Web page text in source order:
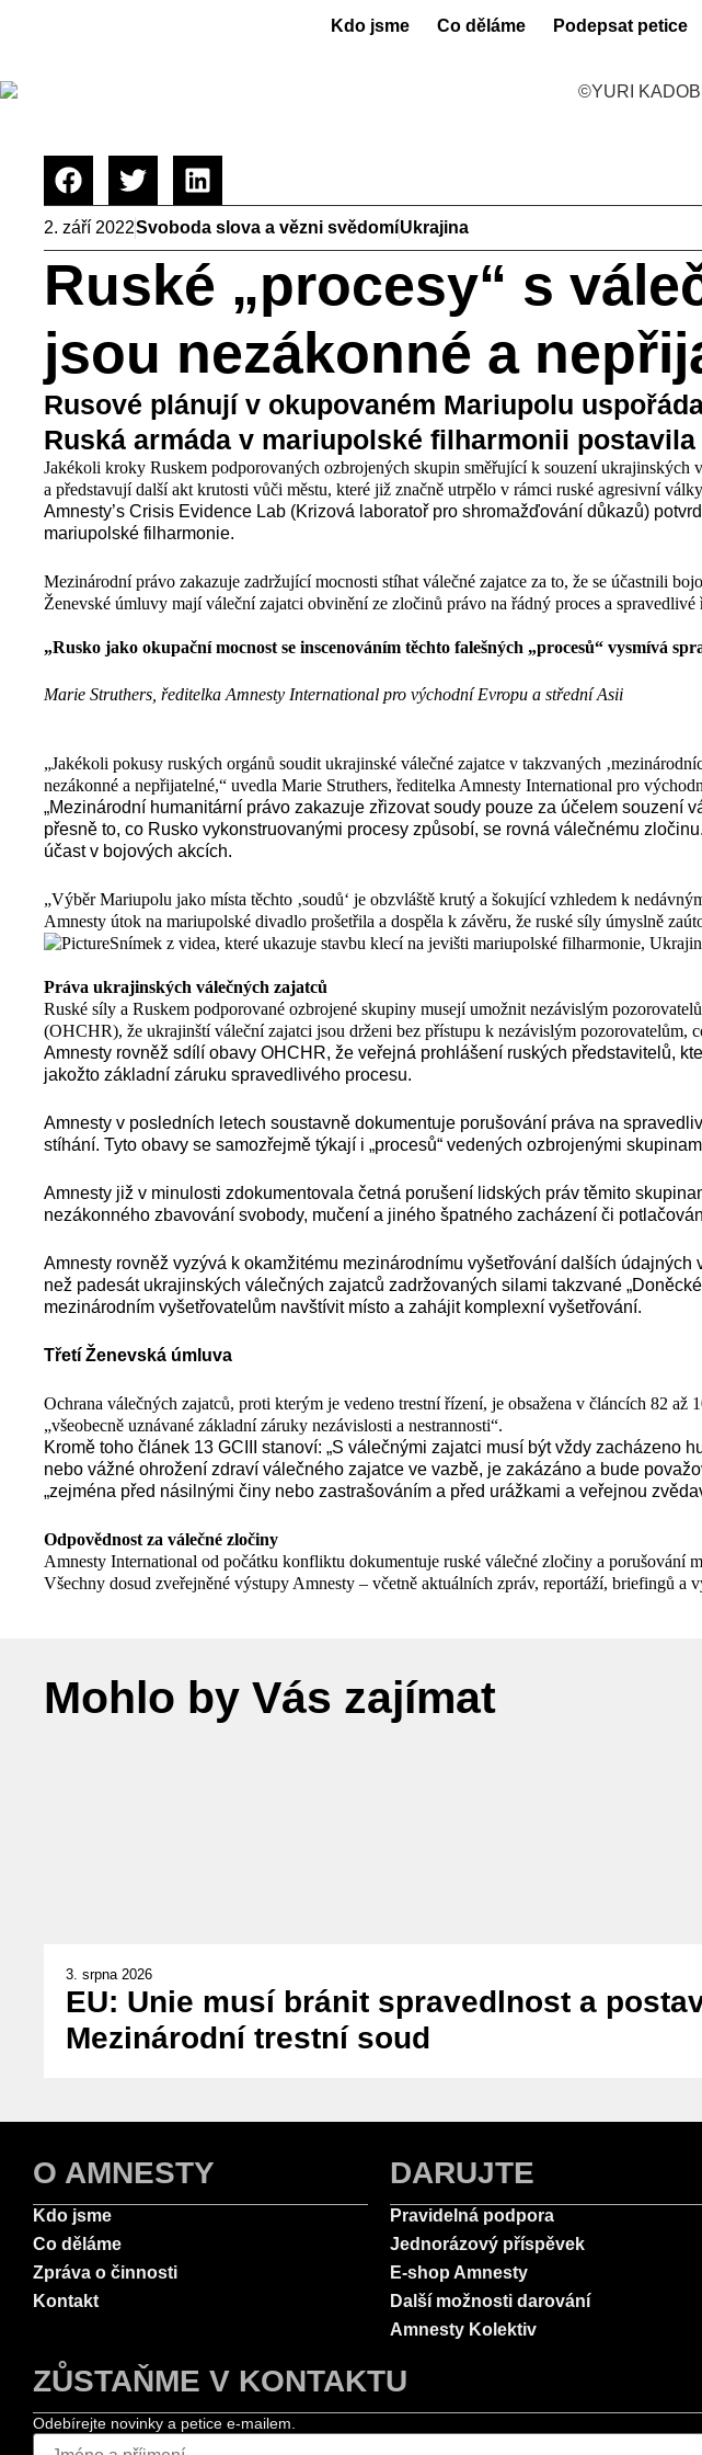
Kdo jsme Co děláme Podepsat petice
2. září 2022Svoboda slova a vězni svědomíUkrajina
Ruské „procesy“ s
jsou nezákonné a
Rusové plánují v okupovaném Mariupolu
Ruská armáda v mariupolské filharmonii
Jakékoli kroky Ruskem podporovaných ozbrojených skupin směřující k souzení
a představují další akt krutosti vůči městu, které již značně utrpělo v rámci ruské agresivní
Amnesty’s Crisis Evidence Lab (Krizová laboratoř pro shromažďování důkazů)
mariupolské filharmonie.
Mezinárodní právo zakazuje zadržující mocnosti stíhat válečné zajatce za to, že se účastnili
Ženevské úmluvy mají váleční zajatci obvinění ze zločinů právo na řádný proces a
„Rusko jako okupační mocnost se inscenováním těchto falešných „procesů“ vysmívá
Marie Struthers, ředitelka Amnesty International pro východní Evropu a střední Asii
„Jakékoli pokusy ruských orgánů soudit ukrajinské válečné zajatce v takzvaných
nezákonné a nepřijatelné,“ uvedla Marie Struthers, ředitelka Amnesty International pro
„Mezinárodní humanitární právo zakazuje zřizovat soudy pouze za účelem
přesně to, co Rusko vykonstruovanými procesy způsobí, se rovná válečnému
účast v bojových akcích.
„Výběr Mariupolu jako místa těchto ‚soudů‘ je obzvláště krutý a šokující vzhledem k
Amnesty útok na mariupolské divadlo prošetřila a dospěla k závěru, že ruské síly úmyslně
Snímek z videa, které ukazuje stavbu klecí na jevišti mariupolské filharmonie,
Práva ukrajinských válečných zajatců
Ruské síly a Ruskem podporované ozbrojené skupiny musejí umožnit nezávislým
(OHCHR), že ukrajinští váleční zajatci jsou drženi bez přístupu k nezávislým pozorovatelům,
Amnesty rovněž sdílí obavy OHCHR, že veřejná prohlášení ruských představitelů,
jakožto základní záruku spravedlivého procesu.
Amnesty v posledních letech soustavně dokumentuje porušování práva na
stíhání. Tyto obavy se samozřejmě týkají i „procesů“ vedených ozbrojenými
Amnesty již v minulosti zdokumentovala četná porušení lidských práv těmito
nezákonného zbavování svobody, mučení a jiného špatného zacházení či
Amnesty rovněž vyzývá k okamžitému mezinárodnímu vyšetřování dalších
než padesát ukrajinských válečných zajatců zadržovaných silami takzvané
mezinárodním vyšetřovatelům navštívit místo a zahájit komplexní vyšetřování.
Třetí Ženevská úmluva
Ochrana válečných zajatců, proti kterým je vedeno trestní řízení, je obsažena v článcích 82
„všeobecně uznávané základní záruky nezávislosti a nestrannosti“.
Kromě toho článek 13 GCIII stanoví: „S válečnými zajatci musí být vždy
nebo vážné ohrožení zdraví válečného zajatce ve vazbě, je zakázáno a bude
„zejména před násilnými činy nebo zastrašováním a před urážkami a veřejnou
Odpovědnost za válečné zločiny
Amnesty International od počátku konfliktu dokumentuje ruské válečné zločiny a
Všechny dosud zveřejněné výstupy Amnesty – včetně aktuálních zpráv, reportáží, briefingů a
Mohlo by Vás zajímat
3. srpna 2026
EU: Unie musí bránit spravedlnost a
Mezinárodní trestní soud
O AMNESTY
Kdo jsme
Co děláme
Zpráva o činnosti
Kontakt
DARUJTE
Pravidelná podpora
Jednorázový příspěvek
E-shop Amnesty
Další možnosti darování
Amnesty Kolektiv
ZŮSTAŇME V KONTAKTU
Odebírejte novinky a petice e-mailem.